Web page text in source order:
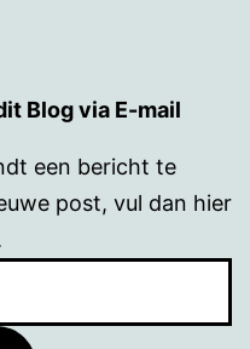
Blog via E-mail
een bericht te
post, vul dan hier